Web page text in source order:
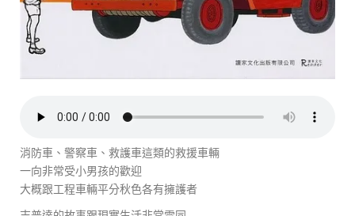
消防車、警察車、救護車這類的救援車輛
一向非常受小男孩的歡迎
大概跟工程車輛平分秋色各有擁護者